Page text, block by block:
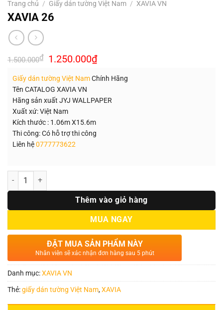
Trang chủ / Giấy dán tường Việt Nam / XAVIA VN
XAVIA 26
1.500.000₫ Giá
gốc
1.500.000₫.
1.250.000₫Giá
hiện
là:
Giấy dán tường Việt NamChính Hãng
Tên CATALOG XAVIA VN
Hãng sản xuất JYJ WALLPAPER
Xuất xứ: Việt Nam
Kích thước : 1.06m X15.6m
Thi công: Có hỗ trợ thi công
Liên hệ0777773622
Số lượng
Thêm vào giỏ hàng
MUA NGAY
ĐẶT MUA SẢN PHẨM NÀY
Nhân viên sẽ xác nhận đơn hàng sau 5 phút
Danh mục:XAVIA VN
Thẻ:giấy dán tường Việt Nam,XAVIA